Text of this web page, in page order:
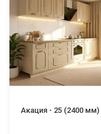
Акация - 25 (2400 мм)